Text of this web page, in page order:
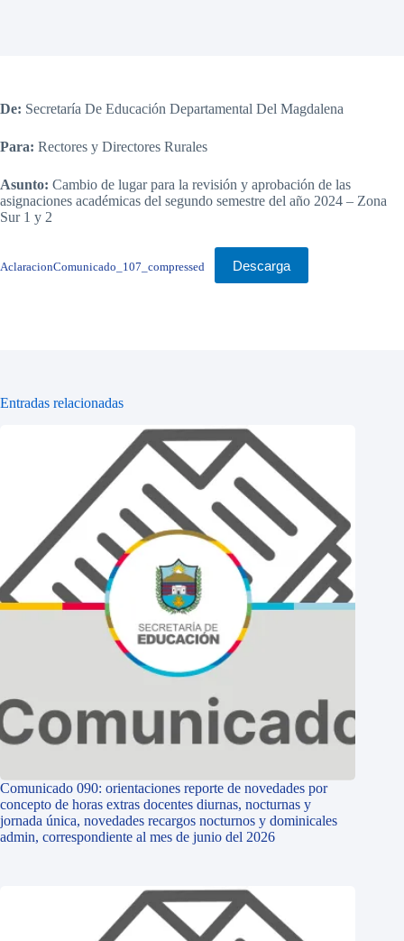
De: Secretaría De Educación Departamental Del Magdalena
Para: Rectores y Directores Rurales
Asunto: Cambio de lugar para la revisión y aprobación de las
asignaciones académicas del segundo semestre del año 2024 – Zona
Sur 1 y 2
AclaracionComunicado_107_compressed Descarga
Entradas relacionadas
Comunicado 090: orientaciones reporte de novedades por
concepto de horas extras docentes diurnas, nocturnas y
jornada única, novedades recargos nocturnos y dominicales
admin, correspondiente al mes de junio del 2026